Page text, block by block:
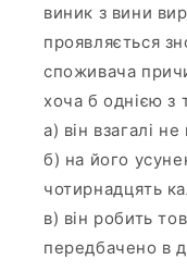
виник з вини
проявляється
споживача
хоча б однією з
а) він взагалі
б) на його
чотирнадцять
в) він робить
передбачено в